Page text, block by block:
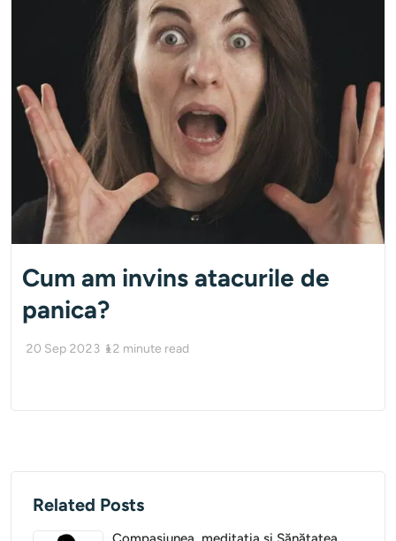
Cum am invins atacurile de
panica?
20 Sep 2023 12 minute read
Related Posts